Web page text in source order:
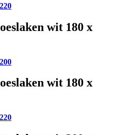
wit 180 x
wit 180 x